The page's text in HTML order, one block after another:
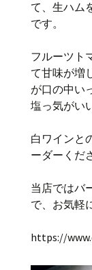
て、生ハム
です。
フルーツト
て甘味が増
が口の中い
塩っ気がい
白ワインと
ーダーくだ
当店ではバ
で、お気軽
https://